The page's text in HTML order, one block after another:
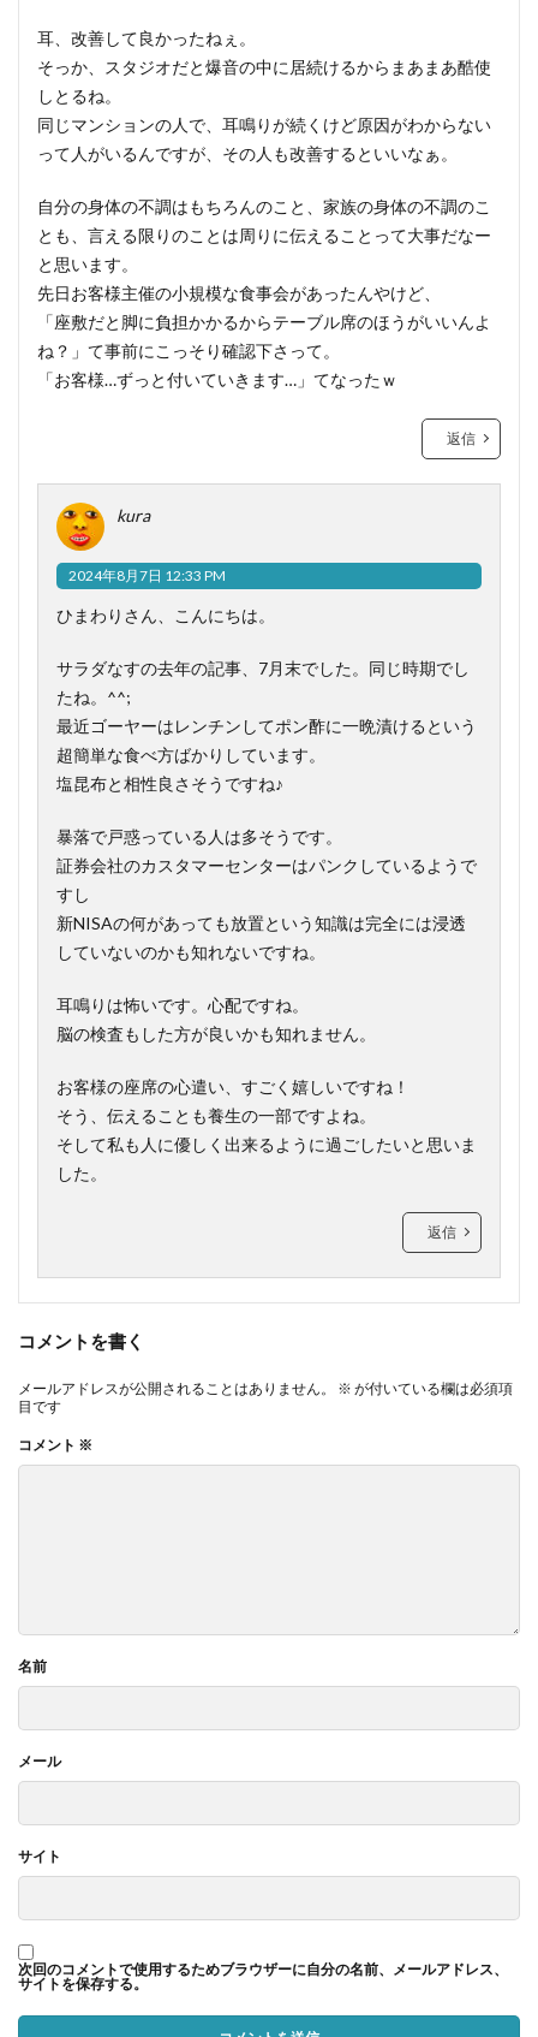
耳、改善して良かったねぇ。
そっか、スタジオだと爆音の中に居続けるからまあまあ酷使
しとるね。
同じマンションの人で、耳鳴りが続くけど原因がわからない
って人がいるんですが、その人も改善するといいなぁ。
自分の身体の不調はもちろんのこと、家族の身体の不調のこ
とも、言える限りのことは周りに伝えることって大事だなー
と思います。
先日お客様主催の小規模な食事会があったんやけど、
「座敷だと脚に負担かかるからテーブル席のほうがいいんよ
ね？」て事前にこっそり確認下さって。
「お客様…ずっと付いていきます…」てなったｗ
返信
kura
2024年8月7日 12:33 PM
ひまわりさん、こんにちは。
サラダなすの去年の記事、7月末でした。同じ時期でし
たね。^^;
最近ゴーヤーはレンチンしてポン酢に一晩漬けるという
超簡単な食べ方ばかりしています。
塩昆布と相性良さそうですね♪
暴落で戸惑っている人は多そうです。
証券会社のカスタマーセンターはパンクしているようで
すし
新NISAの何があっても放置という知識は完全には浸透
していないのかも知れないですね。
耳鳴りは怖いです。心配ですね。
脳の検査もした方が良いかも知れません。
お客様の座席の心遣い、すごく嬉しいですね！
そう、伝えることも養生の一部ですよね。
そして私も人に優しく出来るように過ごしたいと思いま
した。
返信
コメントを書く
メールアドレスが公開されることはありません。 ※ が付いている欄は必須項
目です
コメント ※
名前
メール
サイト
次回のコメントで使用するためブラウザーに自分の名前、メールアドレス、
サイトを保存する。